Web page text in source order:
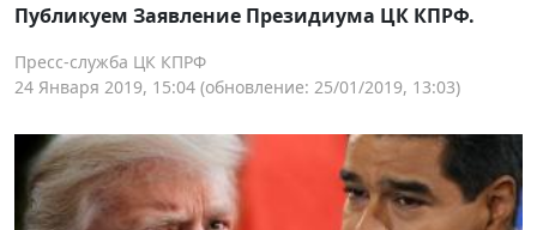
Публикуем Заявление Президиума ЦК КПРФ.
Пресс-служба ЦК КПРФ
24 Января 2019, 15:04 (обновление: 25/01/2019, 13:03)